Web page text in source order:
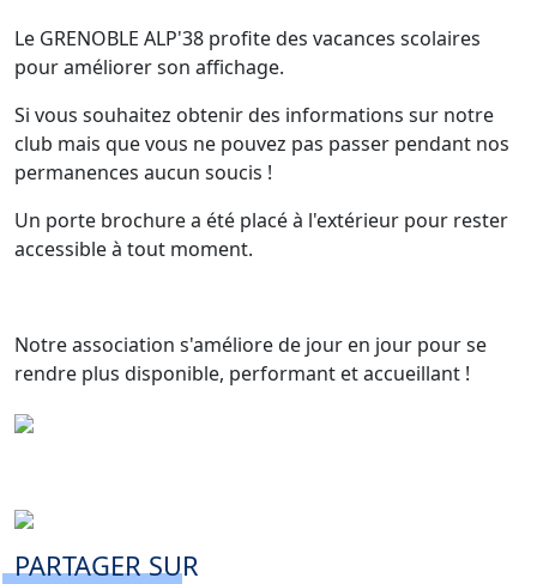
Le GRENOBLE ALP'38 profite des vacances scolaires
pour améliorer son affichage.
Si vous souhaitez obtenir des informations sur notre
club mais que vous ne pouvez pas passer pendant nos
permanences aucun soucis !
Un porte brochure a été placé à l'extérieur pour rester
accessible à tout moment.
Notre association s'améliore de jour en jour pour se
rendre plus disponible, performant et accueillant !
PARTAGER SUR